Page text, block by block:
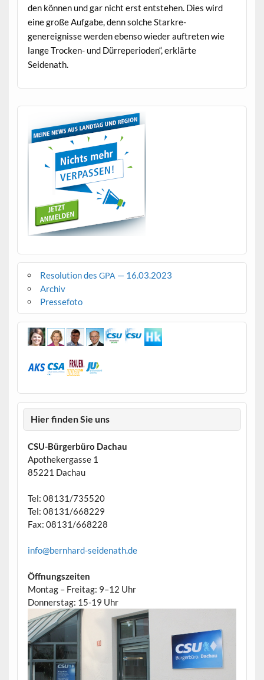
den kön­nen und gar nicht erst entste­hen. Dies wird
eine große Auf­gabe, denn solche Starkre­
genereignisse wer­den eben­so wieder auftreten wie
lange Trock­en- und Dür­repe­ri­o­den“, erk­lärte
Seidenath.
Resolution des GPA — 16.03.2023
Archiv
Pressefoto
Hier finden Sie uns
CSU-Bürgerbüro Dachau
Apothekergasse 1
85221 Dachau
Tel: 08131/735520
Tel: 08131/668229
Fax: 08131/668228
info@bernhard-seidenath.de
Öffnungszeiten
Montag – Freitag: 9–12 Uhr
Donnerstag: 15-19 Uhr